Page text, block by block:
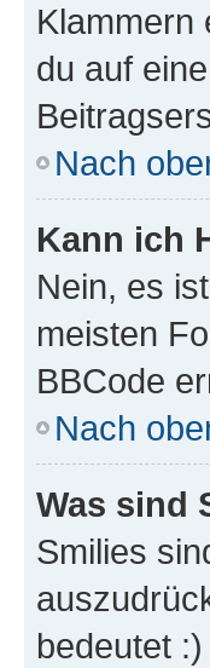
Klammern
du auf
Nach
Kann ich
Nein, es
meisten
BBCode
Nach
Was sind
Smilies
bedeutet